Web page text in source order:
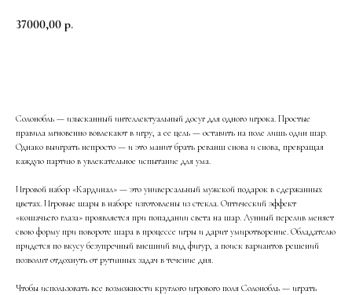
37000,00 р.
Солонобль — изысканный интеллектуальный досуг для одного игрока. Простые
правила мгновенно вовлекают в игру, а ее цель — оставить на поле лишь один шар.
Однако выиграть непросто — и это манит брать реванш снова и снова, превращая
каждую партию в увлекательное испытание для ума.
Игровой набор «Кардинал» — это универсальный мужской подарок в сдержанных
цветах. Игровые шары в наборе изготовлены из стекла. Оптический эффект
«кошачьего глаза» проявляется при попадании света на шар. Лунный перелив меняет
свою форму при повороте шара в процессе игры и дарит умиротворение. Обладателю
придется по вкусу безупречный внешний вид фигур, а поиск вариантов решений
позволит отдохнуть от рутинных задач в течение дня.
Чтобы использовать все возможности круглого игрового поля Солонобль — играть